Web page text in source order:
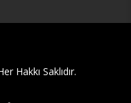
Hakkı Saklıdır.